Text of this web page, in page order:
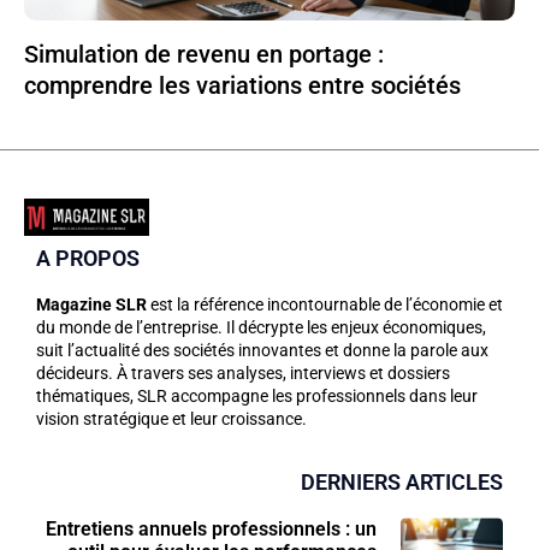
Simulation de revenu en portage :
comprendre les variations entre sociétés
A PROPOS
Magazine SLRest la référence incontournable de l’économie et
du monde de l’entreprise. Il décrypte les enjeux économiques,
suit l’actualité des sociétés innovantes et donne la parole aux
décideurs. À travers ses analyses, interviews et dossiers
thématiques, SLR accompagne les professionnels dans leur
vision stratégique et leur croissance.
DERNIERS ARTICLES
Entretiens annuels professionnels : un